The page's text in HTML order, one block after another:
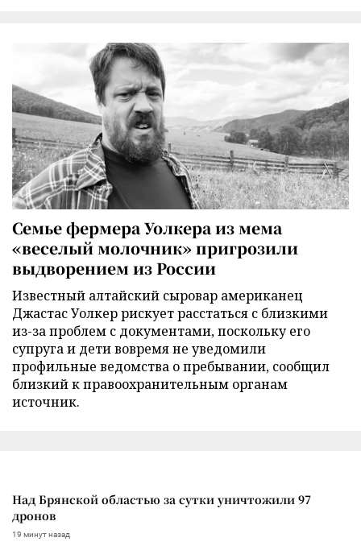
Семье фермера Уолкера из мема
«веселый молочник» пригрозили
выдворением из России
Известный алтайский сыровар американец
Джастас Уолкер рискует расстаться с близкими
из-за проблем с документами, поскольку его
супруга и дети вовремя не уведомили
профильные ведомства о пребывании, сообщил
близкий к правоохранительным органам
источник.
Над Брянской областью за сутки уничтожили 97
дронов
19 минут назад